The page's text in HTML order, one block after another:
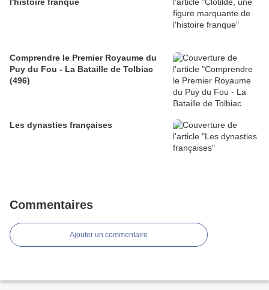
Comprendre le Premier Royaume du
Puy du Fou - La Bataille de Tolbiac
(496)
Les dynasties françaises
Commentaires
Ajouter un commentaire